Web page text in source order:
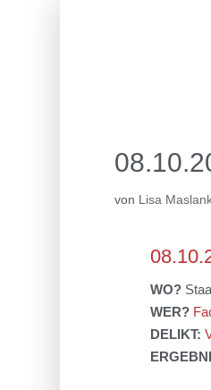
von Lisa
WO?
WER?
DELIKT: